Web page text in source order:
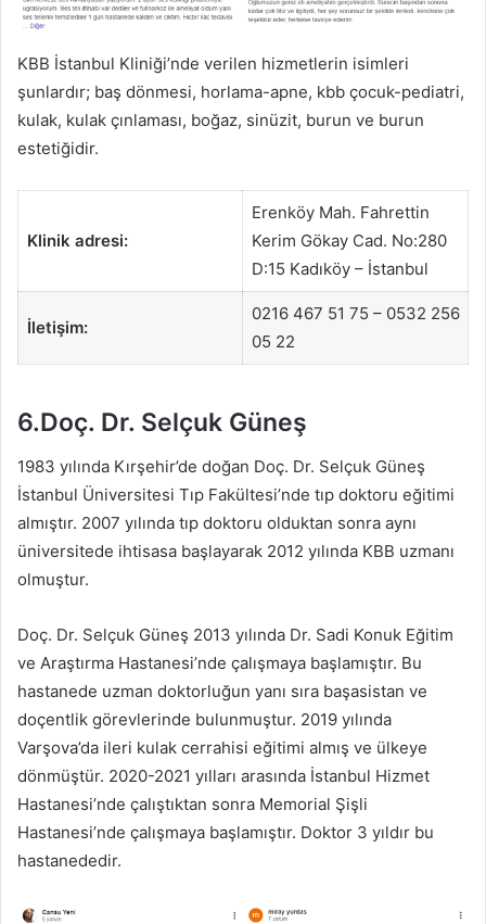
KBB İstanbul Kliniği’nde verilen hizmetlerin isimleri
şunlardır; baş dönmesi, horlama-apne, kbb çocuk-pediatri,
kulak, kulak çınlaması, boğaz, sinüzit, burun ve burun
estetiğidir.
Klinik adresi:
Erenköy Mah. Fahrettin
Kerim Gökay Cad. No:280
D:15 Kadıköy – İstanbul
İletişim:
0216 467 51 75 – 0532 256
05 22
6.Doç. Dr. Selçuk Güneş
1983 yılında Kırşehir’de doğan Doç. Dr. Selçuk Güneş
İstanbul Üniversitesi Tıp Fakültesi’nde tıp doktoru eğitimi
almıştır. 2007 yılında tıp doktoru olduktan sonra aynı
üniversitede ihtisasa başlayarak 2012 yılında KBB uzmanı
olmuştur.
Doç. Dr. Selçuk Güneş 2013 yılında Dr. Sadi Konuk Eğitim
ve Araştırma Hastanesi’nde çalışmaya başlamıştır. Bu
hastanede uzman doktorluğun yanı sıra başasistan ve
doçentlik görevlerinde bulunmuştur. 2019 yılında
Varşova’da ileri kulak cerrahisi eğitimi almış ve ülkeye
dönmüştür. 2020-2021 yılları arasında İstanbul Hizmet
Hastanesi’nde çalıştıktan sonra Memorial Şişli
Hastanesi’nde çalışmaya başlamıştır. Doktor 3 yıldır bu
hastanededir.